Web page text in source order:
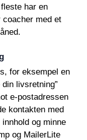
har en
med et
for eksempel en
livsretning”
e-postadressen
kontakten med
og minne
og MailerLite